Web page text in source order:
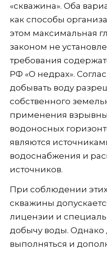
«скважина». Оба
как способы
этом максимальная
законом не
требования
РФ «О недрах».
добывать воду
собственного
применения
водоносных
являются
водоснабжения и
источников.
При соблюдении
скважины
лицензии и
добычу воды. Однако
выполняться и